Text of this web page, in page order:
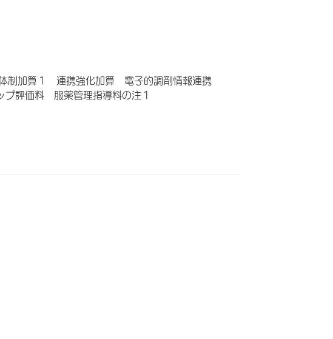
制加算１ 連携強化加算 電子的調剤情報連携
評価料 服薬管理指導料の注１